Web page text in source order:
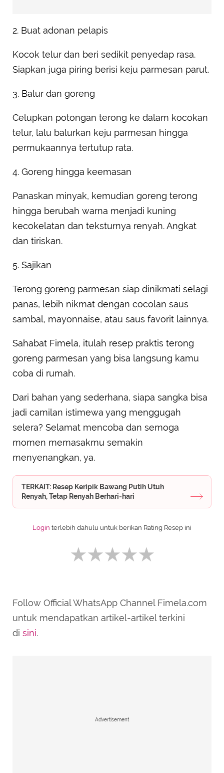
2. Buat adonan pelapis
Kocok telur dan beri sedikit penyedap rasa.
Siapkan juga piring berisi keju parmesan parut.
3. Balur dan goreng
Celupkan potongan terong ke dalam kocokan
telur, lalu balurkan keju parmesan hingga
permukaannya tertutup rata.
4. Goreng hingga keemasan
Panaskan minyak, kemudian goreng terong
hingga berubah warna menjadi kuning
kecokelatan dan teksturnya renyah. Angkat
dan tiriskan.
5. Sajikan
Terong goreng parmesan siap dinikmati selagi
panas, lebih nikmat dengan cocolan saus
sambal, mayonnaise, atau saus favorit lainnya.
Sahabat Fimela, itulah resep praktis terong
goreng parmesan yang bisa langsung kamu
coba di rumah.
Dari bahan yang sederhana, siapa sangka bisa
jadi camilan istimewa yang menggugah
selera? Selamat mencoba dan semoga
momen memasakmu semakin
menyenangkan, ya.
TERKAIT: Resep Keripik Bawang Putih Utuh
Renyah, Tetap Renyah Berhari-hari
Login terlebih dahulu untuk berikan Rating Resep ini
SUBMIT REVIEW
Follow Official WhatsApp Channel Fimela.com
untuk mendapatkan artikel-artikel terkini
di sini.
Advertisement